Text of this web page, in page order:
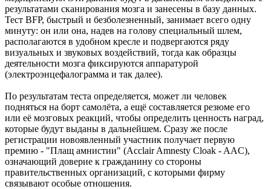
результатами сканирования мозга и занесены в базу данных.
Тест BFP, быстрый и безболезненный, занимает всего одну
минуту: он или она, надев на голову специальный шлем,
располагаются в удобном кресле и подвергаются ряду
визуальных и звуковых воздействий, тогда как образцы
деятельности мозга фиксируются аппаратурой
(электроэнцефалограмма и так далее).
По результатам теста определяется, может ли человек
подняться на борт самолёта, а ещё составляется резюме его
или её мозговых реакций, чтобы определить ценность наград,
которые будут выданы в дальнейшем. Сразу же после
регистрации новоявленный участник получает первую
премию - "Плащ амнистии" (Acclair Amnesty Cloak - AAC),
означающий доверие к гражданину со стороны
правительственных организаций, с которыми фирму
связывают особые отношения.